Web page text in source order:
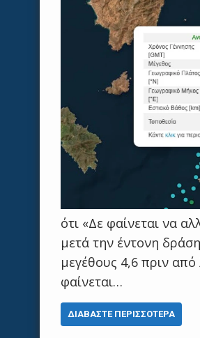
ότι «Δε φαίνεται να
μετά την έντονη
μεγέθους 4,6 πριν
φαίνεται…
ΔΙΑΒΆΣΤΕ ΠΕΡΙΣΣΌΤΕΡΑ